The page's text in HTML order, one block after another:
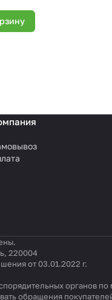
220004
от 03.01.2022 г.
органов по
обращения